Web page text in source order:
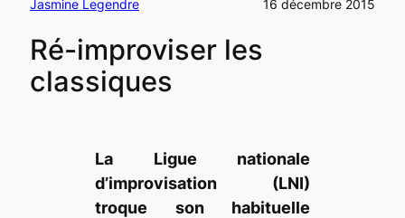
Jasmine Legendre 16 décembre 2015
Ré-improviser les
classiques
La Ligue nationale
d’improvisation (LNI)
troque son habituelle